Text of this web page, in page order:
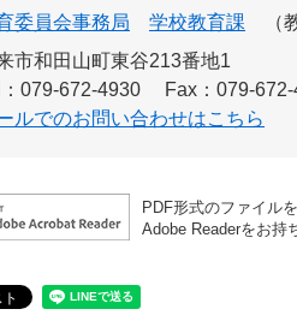
委員会事務局
学校教育課
市和田山町東谷213番地1
079-672-4930
Fax：079-
ルでのお問い合わせはこちら
PDF形式のファイル
Adobe Readerをお持